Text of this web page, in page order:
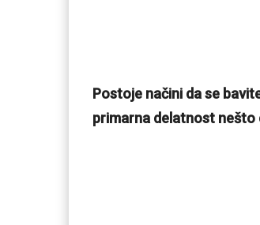
Postoje načini da se
primarna delatnost nešto